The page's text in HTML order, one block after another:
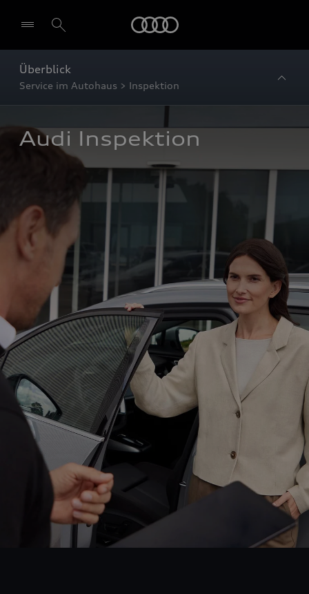
Überblick
Service im Autohaus > Inspektion
Audi Inspektion